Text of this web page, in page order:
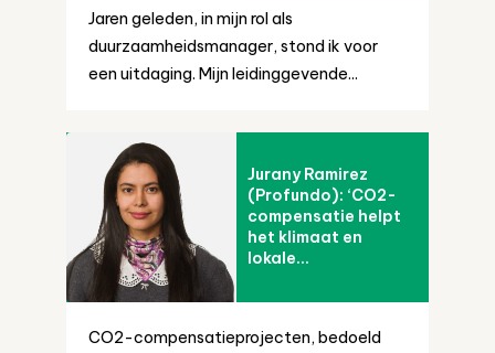
Jaren geleden, in mijn rol als
duurzaamheidsmanager, stond ik voor
een uitdaging. Mijn leidinggevende...
Jurany Ramirez
(Profundo): ‘CO2-
compensatie helpt
het klimaat en
lokale...
CO2-compensatieprojecten, bedoeld